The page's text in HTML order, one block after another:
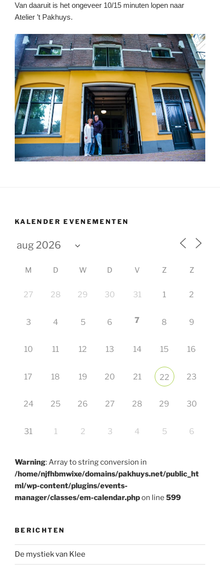
Van daaruit is het ongeveer 10/15 minuten lopen naar
Atelier ’t Pakhuys.
KALENDER EVENEMENTEN
M D W D V Z Z
27 28 29 30 31 1 2
3 4 5 6 7 8 9
10 11 12 13 14 15 16
17 18 19 20 21 22 23
24 25 26 27 28 29 30
31 1 2 3 4 5 6
Warning: Array to string conversion in
/home/njfhbmwixe/domains/pakhuys.net/public_ht
ml/wp-content/plugins/events-
manager/classes/em-calendar.phpon line 599
BERICHTEN
De mystiek van Klee